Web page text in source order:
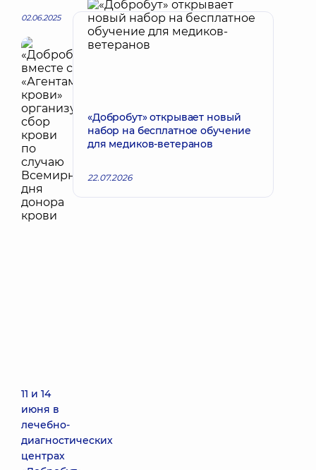
02.06.2025
11 и 14
июня в
лечебно-
диагностических
центрах
«Добробут» открывает новый
набор на бесплатное обучение
для медиков-ветеранов
22.07.2026